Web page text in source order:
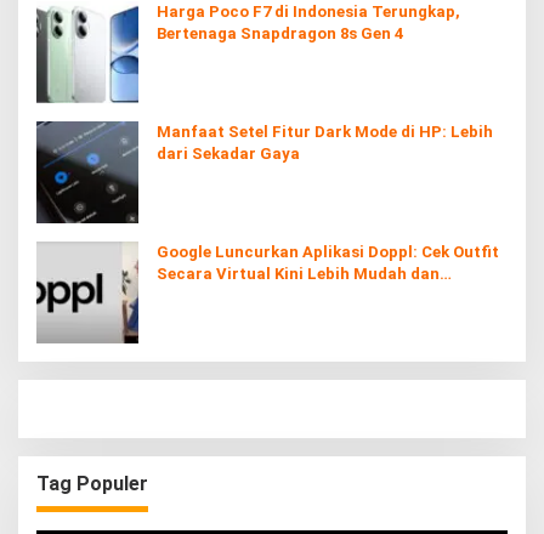
Harga Poco F7 di Indonesia Terungkap,
Bertenaga Snapdragon 8s Gen 4
Manfaat Setel Fitur Dark Mode di HP: Lebih
dari Sekadar Gaya
Google Luncurkan Aplikasi Doppl: Cek Outfit
Secara Virtual Kini Lebih Mudah dan
Tag Populer